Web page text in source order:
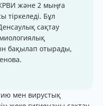
және 2 мыңға
тіркеледі. Бұл
сақтау
бақылап отырады,
мен вирустық